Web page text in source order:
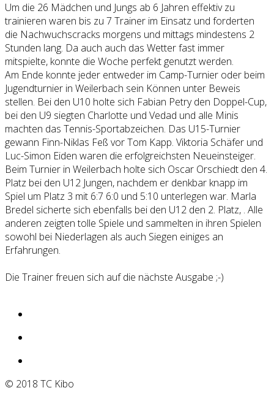
Um die 26 Mädchen und Jungs ab 6 Jahren effektiv zu
trainieren waren bis zu 7 Trainer im Einsatz und forderten
die Nachwuchscracks morgens und mittags mindestens 2
Stunden lang. Da auch auch das Wetter fast immer
mitspielte, konnte die Woche perfekt genutzt werden.
Am Ende konnte jeder entweder im Camp-Turnier oder beim
Jugendturnier in Weilerbach sein Können unter Beweis
stellen. Bei den U10 holte sich Fabian Petry den Doppel-Cup,
bei den U9 siegten Charlotte und Vedad und alle Minis
machten das Tennis-Sportabzeichen. Das U15-Turnier
gewann Finn-Niklas Feß vor Tom Kapp. Viktoria Schäfer und
Luc-Simon Eiden waren die erfolgreichsten Neueinsteiger.
Beim Turnier in Weilerbach holte sich Oscar Orschiedt den 4.
Platz bei den U12 Jungen, nachdem er denkbar knapp im
Spiel um Platz 3 mit 6:7 6:0 und 5:10 unterlegen war. Marla
Bredel sicherte sich ebenfalls bei den U12 den 2. Platz, . Alle
anderen zeigten tolle Spiele und sammelten in ihren Spielen
sowohl bei Niederlagen als auch Siegen einiges an
Erfahrungen.
Die Trainer freuen sich auf die nächste Ausgabe ;-)
© 2018 TC Kibo